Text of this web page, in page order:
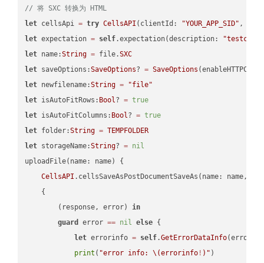
// 将 SXC 转换为 HTML
let cellsApi = try CellsAPI (clientId: "YOUR_APP_SID" ,
let expectation = self.expectation(description:
let name:String = file.SXC
let saveOptions:SaveOptions? = SaveOptions
let newfilename:String =
"file"
let isAutoFitRows: Bool? = true
let isAutoFitColumns: Bool? = true
let folder:String = TEMPFOLDER
let storageName:String? = nil
uploadFile(name: name) {
CellsAPI .cellsSaveAsPostDocumentSaveAs(name:
    {
        (response, error)
in
guard
error == nil else {
let errorinfo = self.GetErrorDataInfo(error:
print ( "error info: \(errorinfo ! ) " )